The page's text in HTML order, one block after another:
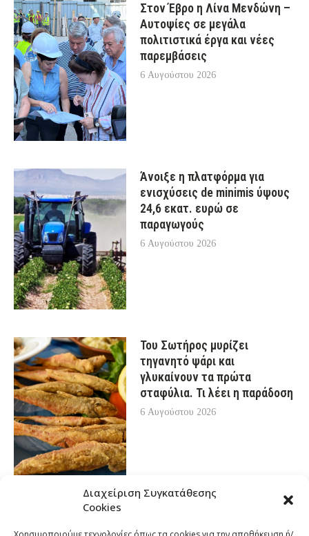
Διαχείριση Συγκατάθεσης
Cookies
Στον Έβρο η Λίνα Μενδώνη –
Αυτοψίες σε μεγάλα
πολιτιστικά έργα και νέες
παρεμβάσεις
6 Αυγούστου 2026
Άνοιξε η πλατφόρμα για
ενισχύσεις de minimis ύψους
24,6 εκατ. ευρώ σε
παραγωγούς
6 Αυγούστου 2026
Του Σωτήρος μυρίζει
τηγανητό ψάρι και
γλυκαίνουν τα πρώτα
σταφύλια. Τι λέει η παράδοση
6 Αυγούστου 2026